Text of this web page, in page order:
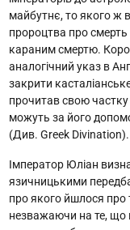
майбутнє, то якого ж
пророцтва про
караним смертю.
аналогічний указ в
закрити
прочитав свою
можуть за його
(Див. Greek Divination).
Імператор Юліан
язичницькими
про якого йшлося про
незважаючи на те, що